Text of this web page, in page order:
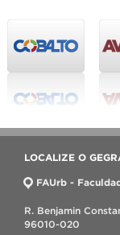
LOCALIZE O
FAUrb -
R. Benjamin
96010-020